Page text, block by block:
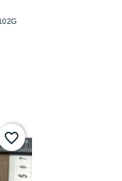
favorite_border